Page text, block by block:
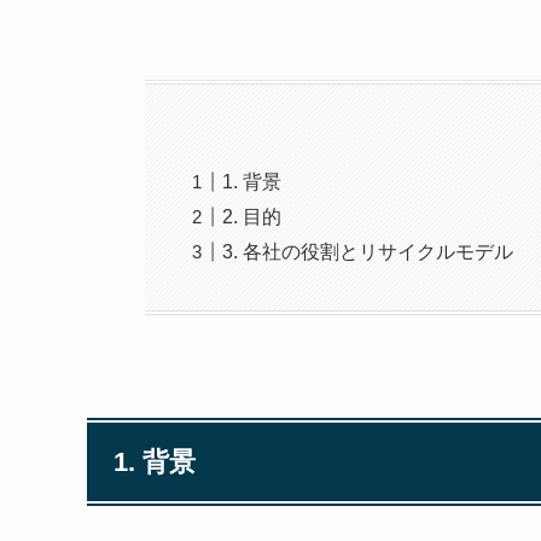
1. 背景
2. 目的
3. 各社の役割とリサイクルモデル
1. 背景